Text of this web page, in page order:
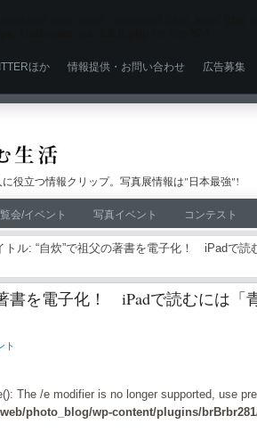
ほか 情報提供・お問い合わせ 広告募集
役立つ情報クリップ。写真展情報は"日本最強"!
会/イベント 写真イベント コンテスト
トル: “自炊”で祖父の著書を電子化！ iPadで読
書を電子化！ iPadで読むには「
ト
The /e modifier is no longer supported, use
photo_blog/wp-content/plugins/